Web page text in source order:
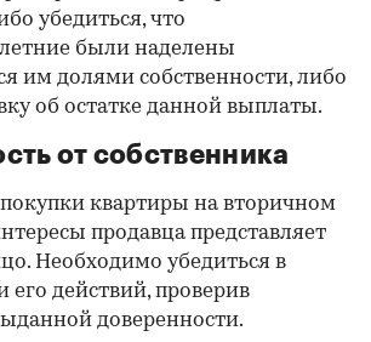
убедиться, что
были наделены
им долями собственности, либо
об остатке данной выплаты.
от собственника
квартиры на вторичном
продавца представляет
Необходимо убедиться в
его действий, проверив
доверенности.